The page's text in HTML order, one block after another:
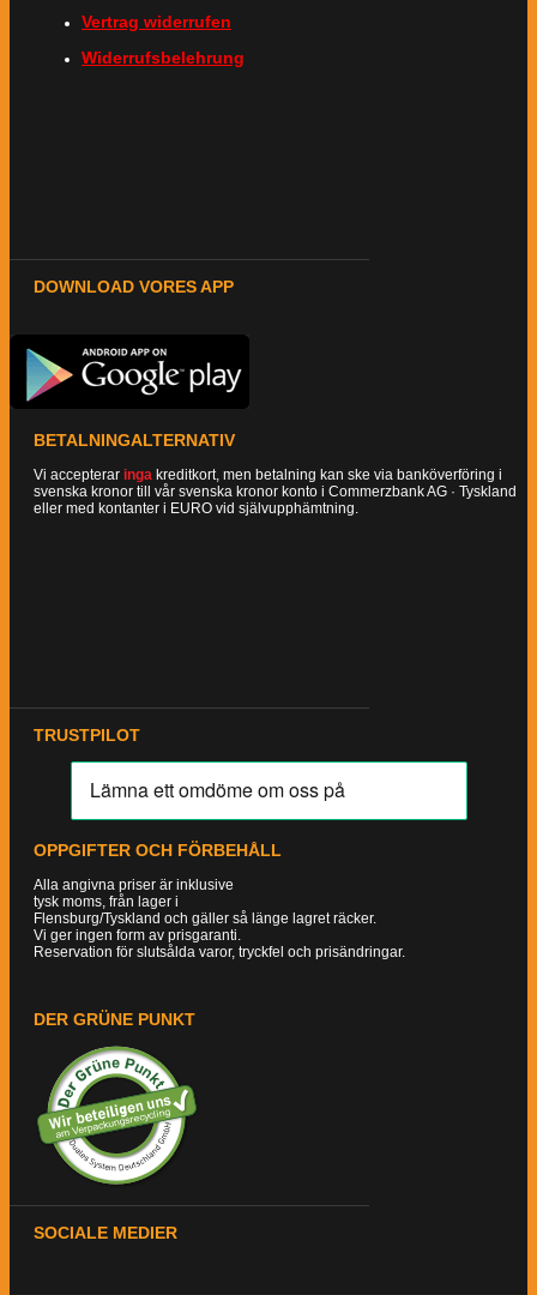
Vertrag widerrufen
Widerrufsbelehrung
DOWNLOAD VORES APP
BETALNINGALTERNATIV
Vi accepterar inga kreditkort, men betalning kan ske via banköverföring i
svenska kronor till vår svenska kronor konto i Commerzbank AG · Tyskland
eller med kontanter i EURO vid självupphämtning.
TRUSTPILOT
OPPGIFTER OCH FÖRBEHÅLL
Alla angivna priser är inklusive
tysk moms, från lager i
Flensburg/Tyskland och gäller så länge lagret räcker.
Vi ger ingen form av prisgaranti.
Reservation för slutsålda varor, tryckfel och prisändringar.
DER GRÜNE PUNKT
SOCIALE MEDIER